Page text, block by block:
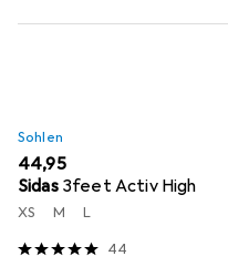
Sohlen
EUR
44,95
Sidas 3feet Activ High
XS M L
44